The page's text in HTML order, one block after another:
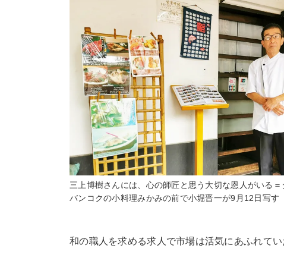
三上博樹さんには、心の師匠と思う大切な恩人がいる＝
バンコクの小料理みかみの前で小堀晋一が9月12日写す
和の職人を求める求人で市場は活気にあふれてい